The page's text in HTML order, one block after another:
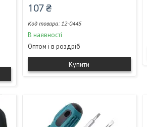
107 ₴
12-0445
В наявності
Оптом і в роздріб
Купити